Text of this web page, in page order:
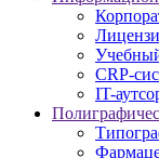
CRP-
IT-